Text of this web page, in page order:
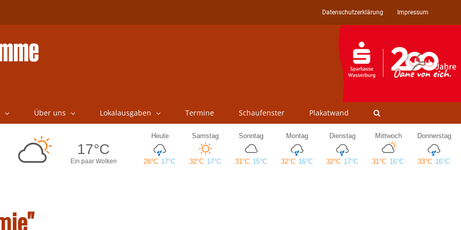
Datenschutzerklärung Impressum
Über uns Lokalausgaben Termine Schaufenster Plakatwand